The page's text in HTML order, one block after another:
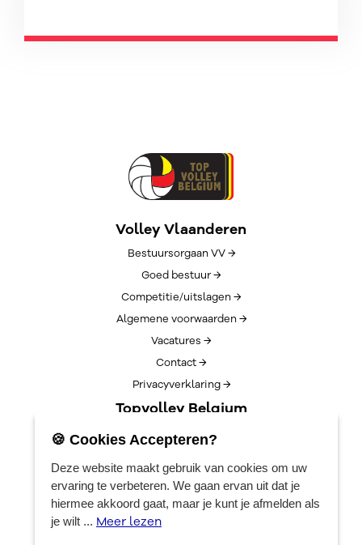
Volley Vlaanderen
Bestuursorgaan VV →
Goed bestuur →
Competitie/uitslagen →
Algemene voorwaarden →
Vacatures →
Contact →
Privacyverklaring →
Topvolley Belgium
Over TopVolleyBelgium →
Lotto Cup Finals →
EuroVolleyCenter
Boekingen →
🍪 Cookies Accepteren?
Deze website maakt gebruik van cookies om uw
ervaring te verbeteren. We gaan ervan uit dat je
hiermee akkoord gaat, maar je kunt je afmelden als
je wilt ... Meer lezen